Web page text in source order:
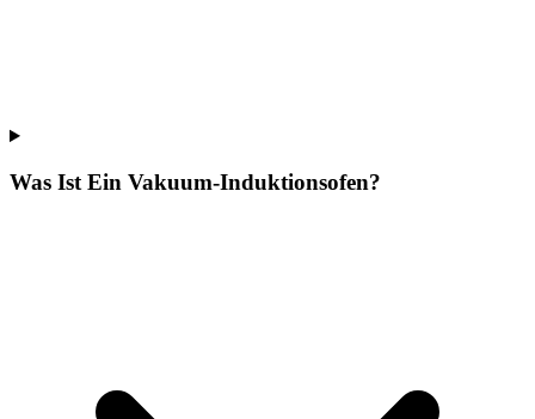
Was Ist Ein Vakuum-Induktionsofen?